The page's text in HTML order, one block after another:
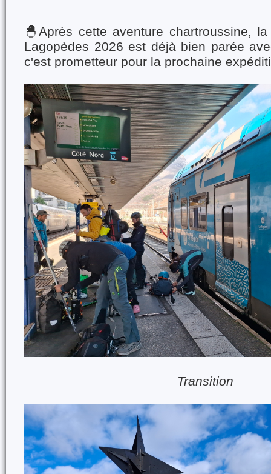
🐣Après cette aventure chartroussine,
Lagopèdes 2026 est déjà bien parée
c'est prometteur pour la prochaine
Transition